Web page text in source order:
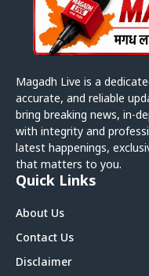
Magadh Live is a
accurate, and reliable
bring breaking news, in-
with integrity and
latest happenings,
that matters to you.
Quick Links
About Us
Contact Us
Disclaimer